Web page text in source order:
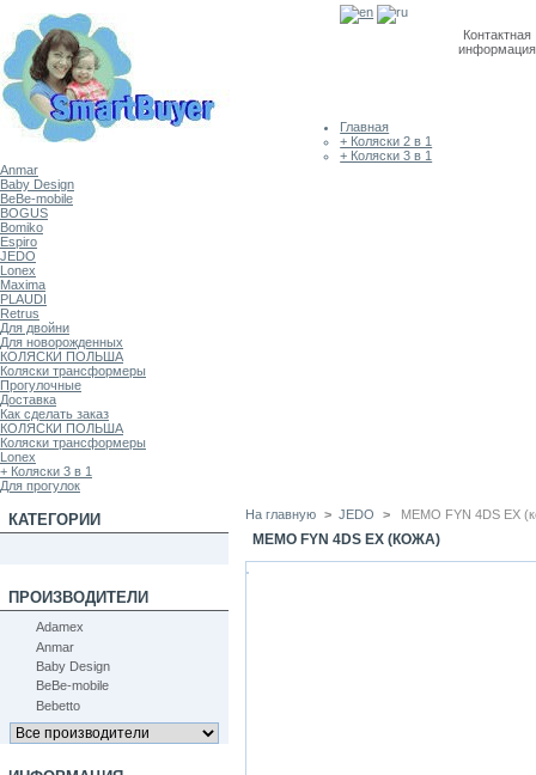
Контактная
информация
Главная
+ Коляски 2 в 1
+ Коляски 3 в 1
Anmar
Baby Design
BeBe-mobile
BOGUS
Bomiko
Espiro
JEDO
Lonex
Maxima
PLAUDI
Retrus
Для двойни
Для новорожденных
КОЛЯСКИ ПОЛЬША
Коляски трансформеры
Прогулочные
Доставка
Как сделать заказ
КОЛЯСКИ ПОЛЬША
Коляски трансформеры
Lonex
+ Коляски 3 в 1
Для прогулок
КАТЕГОРИИ
ПРОИЗВОДИТЕЛИ
Adamex
Anmar
Baby Design
BeBe-mobile
Bebetto
На главную > JEDO > MEMO FYN 4DS EX
MEMO FYN 4DS EX (КОЖА)